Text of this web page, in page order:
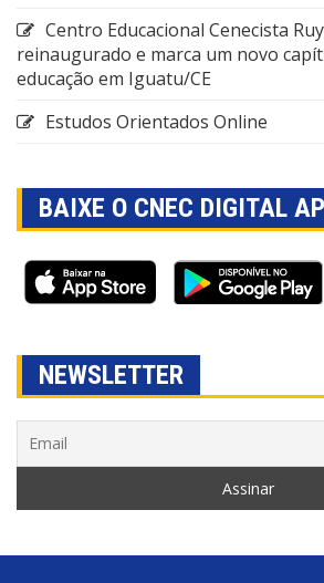
Centro Educacional Cenecista
reinaugurado e marca um novo
educação em Iguatu/CE
Estudos Orientados Online
BAIXE O CNEC DIGITAL
NEWSLETTER